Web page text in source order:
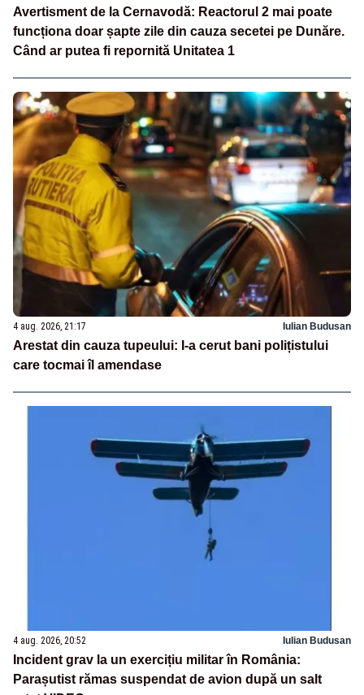
Avertisment de la Cernavodă: Reactorul 2 mai poate
funcționa doar șapte zile din cauza secetei pe Dunăre.
Când ar putea fi repornită Unitatea 1
4 aug. 2026, 21:17 Iulian Budusan
Arestat din cauza tupeului: I-a cerut bani polițistului
care tocmai îl amendase
4 aug. 2026, 20:52 Iulian Budusan
Incident grav la un exercițiu militar în România:
Parașutist rămas suspendat de avion după un salt